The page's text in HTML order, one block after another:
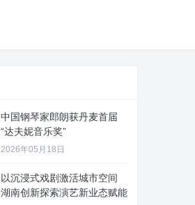
中国钢琴家郎朗获丹麦首届
“达夫妮音乐奖”
2026年05月18日
以沉浸式戏剧激活城市空间
湖南创新探索演艺新业态赋能